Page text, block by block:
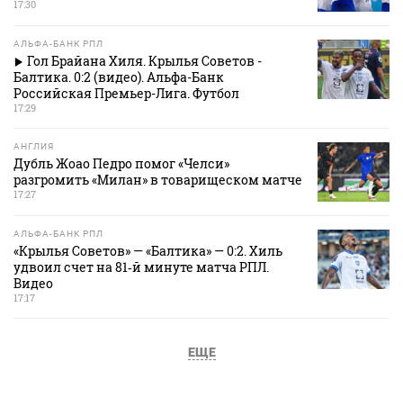
17:30
АЛЬФА-БАНК РПЛ
Гол Брайана Хиля. Крылья Советов -
Балтика. 0:2 (видео). Альфа-Банк
Российская Премьер-Лига. Футбол
17:29
АНГЛИЯ
Дубль Жоао Педро помог «Челси»
разгромить «Милан» в товарищеском матче
17:27
АЛЬФА-БАНК РПЛ
«Крылья Советов» — «Балтика» — 0:2. Хиль
удвоил счет на 81‑й минуте матча РПЛ.
Видео
17:17
ЕЩЕ